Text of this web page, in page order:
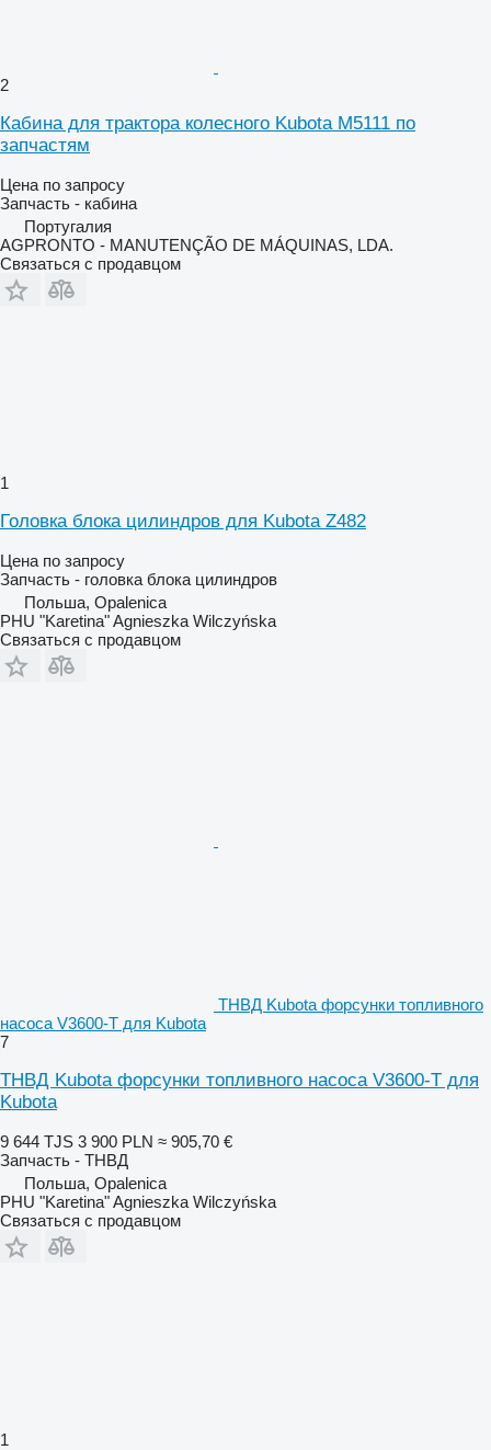
2
Кабина для трактора колесного Kubota M5111 по
запчастям
Цена по запросу
Запчасть - кабина
Португалия
AGPRONTO - MANUTENÇÃO DE MÁQUINAS, LDA.
Связаться с продавцом
1
Головка блока цилиндров для Kubota Z482
Цена по запросу
Запчасть - головка блока цилиндров
Польша, Opalenica
PHU "Karetina" Agnieszka Wilczyńska
Связаться с продавцом
ТНВД Kubota форсунки топливного
насоса V3600-T для Kubota
7
ТНВД Kubota форсунки топливного насоса V3600-T для
Kubota
9 644 TJS 3 900 PLN ≈ 905,70 €
Запчасть - ТНВД
Польша, Opalenica
PHU "Karetina" Agnieszka Wilczyńska
Связаться с продавцом
1